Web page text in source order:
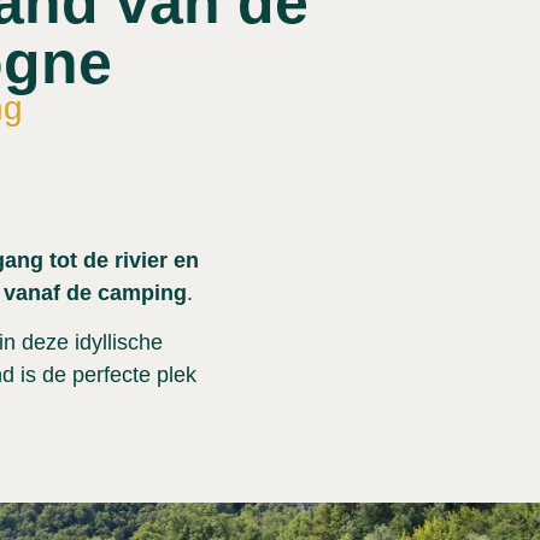
tot de rivier en
de camping.
deze idyllische
is de perfecte plek